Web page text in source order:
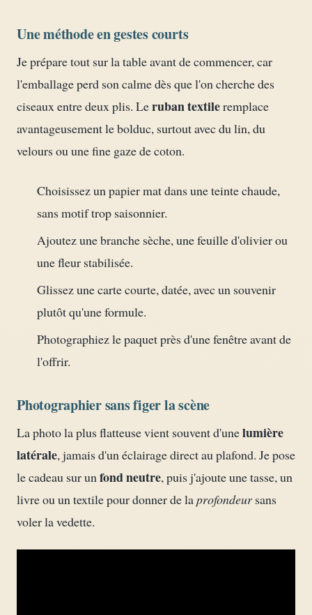
Une méthode en gestes courts
Je prépare tout sur la table avant de commencer, car
l'emballage perd son calme dès que l'on cherche des
ciseaux entre deux plis. Leruban textileremplace
avantageusement le bolduc, surtout avec du lin, du
velours ou une fine gaze de coton.
Choisissez un papier mat dans une teinte chaude,
sans motif trop saisonnier.
Ajoutez une branche sèche, une feuille d'olivier ou
une fleur stabilisée.
Glissez une carte courte, datée, avec un souvenir
plutôt qu'une formule.
Photographiez le paquet près d'une fenêtre avant de
l'offrir.
Photographier sans figer la scène
La photo la plus flatteuse vient souvent d'unelumière
latérale, jamais d'un éclairage direct au plafond. Je pose
le cadeau sur unfond neutre, puis j'ajoute une tasse, un
livre ou un textile pour donner de laprofondeursans
voler la vedette.